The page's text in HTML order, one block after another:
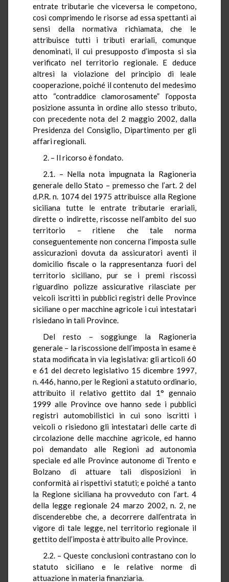
entrate tributarie che viceversa le competono,
così comprimendo le risorse ad essa spettanti ai
sensi della normativa richiamata, che le
attribuisce tutti i tributi erariali, comunque
denominati, il cui presupposto d’imposta si sia
verificato nel territorio regionale. E deduce
altresì la violazione del principio di leale
cooperazione, poiché il contenuto del medesimo
atto “contraddice clamorosamente” l’opposta
posizione assunta in ordine allo stesso tributo,
con precedente nota del 2 maggio 2002, dalla
Presidenza del Consiglio, Dipartimento per gli
affari regionali.
2. – Il ricorso è fondato.
2.1. – Nella nota impugnata la Ragioneria
generale dello Stato – premesso che l’art. 2 del
d.P.R. n. 1074 del 1975 attribuisce alla Regione
siciliana tutte le entrate tributarie erariali,
dirette o indirette, riscosse nell’ambito del suo
territorio – ritiene che tale norma
conseguentemente non concerna l’imposta sulle
assicurazioni dovuta da assicuratori aventi il
domicilio fiscale o la rappresentanza fuori del
territorio siciliano, pur se i premi riscossi
riguardino polizze assicurative rilasciate per
veicoli iscritti in pubblici registri delle Province
siciliane o per macchine agricole i cui intestatari
risiedano in tali Province.
Del resto – soggiunge la Ragioneria
generale – la riscossione dell’imposta in esame è
stata modificata in via legislativa: gli articoli 60
e 61 del decreto legislativo 15 dicembre 1997,
n. 446, hanno, per le Regioni a statuto ordinario,
attribuito il relativo gettito dal 1° gennaio
1999 alle Province ove hanno sede i pubblici
registri automobilistici in cui sono iscritti i
veicoli o risiedono gli intestatari delle carte di
circolazione delle macchine agricole, ed hanno
poi demandato alle Regioni ad autonomia
speciale ed alle Province autonome di Trento e
Bolzano di attuare tali disposizioni in
conformità ai rispettivi statuti; e poiché a tanto
la Regione siciliana ha provveduto con l’art. 4
della legge regionale 24 marzo 2002, n. 2, ne
discenderebbe che, a decorrere dall’entrata in
vigore di tale legge, nel territorio regionale il
gettito dell’imposta è attribuito alle Province.
2.2. – Queste conclusioni contrastano con lo
statuto siciliano e le relative norme di
attuazione in materia finanziaria.